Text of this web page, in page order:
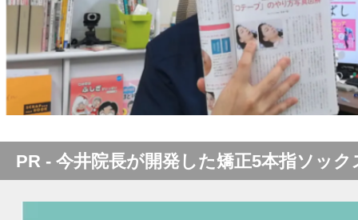
PR - 今井院長が開発した矯正5本指ソック